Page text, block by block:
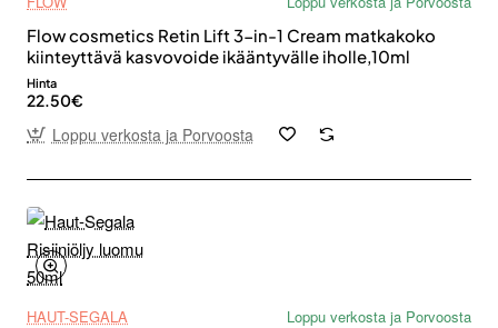
Flow cosmetics Retin Lift 3-in-1 Cream matkakoko
kiinteyttävä kasvovoide ikääntyvälle iholle,10ml
Hinta
22.50€
Loppu verkosta ja Porvoosta
HAUT-SEGALA
Loppu verkosta ja Porvoosta